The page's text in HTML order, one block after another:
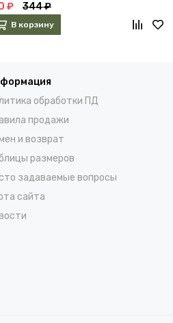
₽ 344 ₽
В корзину
обработки ПД
продажи
и возврат
размеров
задаваемые вопросы
сайта